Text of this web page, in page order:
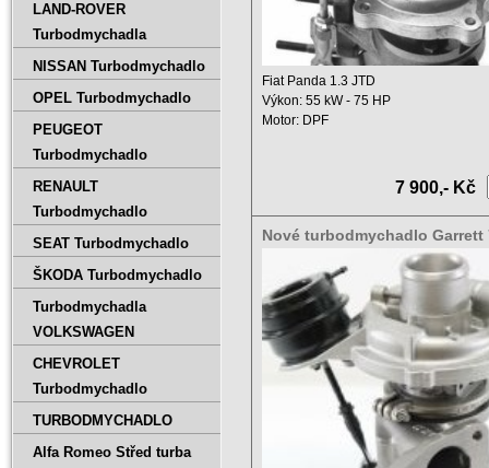
Fiat Panda 1.3 JTD
Výkon: 55 kW - 75 HP
Motor: DPF
7 900,- Kč
Nové turbodmychadlo Garrett
LAND-ROVER
Turbodmychadla
NISSAN Turbodmychadlo
OPEL Turbodmychadlo
PEUGEOT
Turbodmychadlo
RENAULT
Turbodmychadlo
SEAT Turbodmychadlo
ŠKODA Turbodmychadlo
Turbodmychadla
VOLKSWAGEN
CHEVROLET
Turbodmychadlo
TURBODMYCHADLO
Alfa Romeo Střed turba